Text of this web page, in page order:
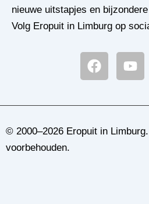
nieuwe uitstapjes en
Volg Eropuit in Limburg op
F
a
o
Y
o
b
© 2000–2026 Eropuit in
voorbehouden.